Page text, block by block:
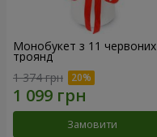
Монобукет з 11 червоних
троянд
1 374 грн
Замовити